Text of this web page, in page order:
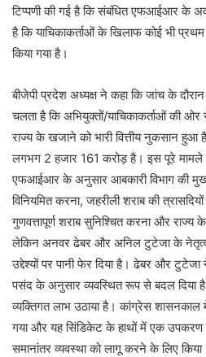
टिप्पणी की गई है कि संबंधित एफआईआर के
है कि याचिकाकर्ताओं के खिलाफ कोई भी
किया गया है।
बीजेपी प्रदेश अध्यक्ष ने कहा कि जांच के
चलता है कि अभियुक्तों/याचिकाकर्ताओं की
राज्य के खजाने को भारी वित्तीय नुकसान
लगभग 2 हजार 161 करोड़ है। इस पूरे मामले
एफआईआर के अनुसार आबकारी विभाग की मुख्य
विनियमित करना, जहरीली शराब की
गुणवत्तापूर्ण शराब सुनिश्चित करना और राज्य
लेकिन अनवर ढेबर और अनिल टुटेजा के
उद्देश्यों पर पानी फेर दिया है। ढेबर और
पसंद के अनुसार व्यवस्थित रूप से बदल
व्यक्तिगत लाभ उठाया है। कांग्रेस
गया और यह सिंडिकेट के हाथों में एक उपकरण
समानांतर व्यवस्था को लागू करने के लिए